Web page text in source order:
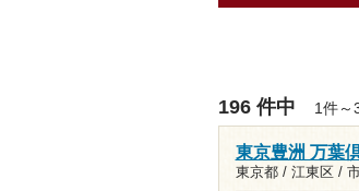
196 件中 1件～
東京豊洲 万葉
東京都 / 江東区 /